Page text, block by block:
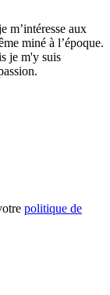
m’intéresse aux
miné à l’époque.
je m'y suis
politique de